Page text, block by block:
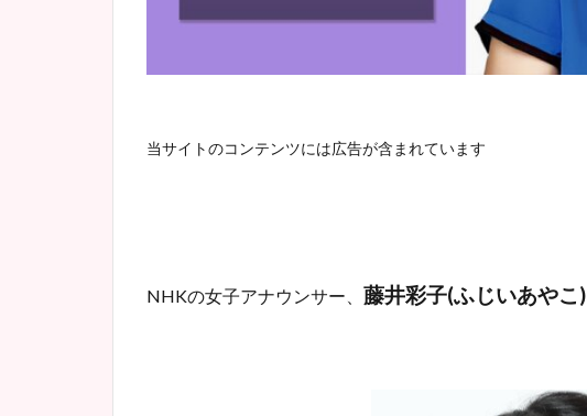
当サイトのコンテンツには広告が含まれています
NHKの女子アナウンサー、 藤井彩子(ふじいあやこ)